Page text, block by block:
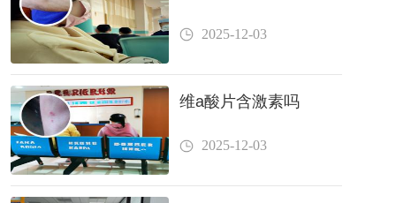
2025-12-03
维a酸片含激素吗
2025-12-03